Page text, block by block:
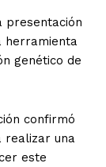
presentación
herramienta
genético de
confirmó
realizar una
este